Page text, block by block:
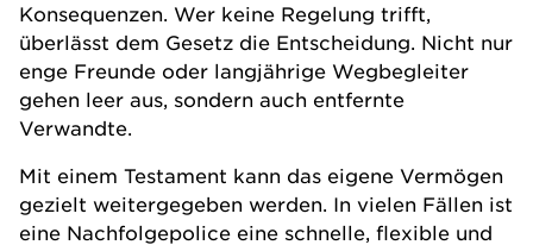
Konsequenzen. Wer keine Regelung trifft,
überlässt dem Gesetz die Entscheidung. Nicht nur
enge Freunde oder langjährige Wegbegleiter
gehen leer aus, sondern auch entfernte
Verwandte.
Mit einem Testament kann das eigene Vermögen
gezielt weitergegeben werden. In vielen Fällen ist
eine Nachfolgepolice eine schnelle, flexible und